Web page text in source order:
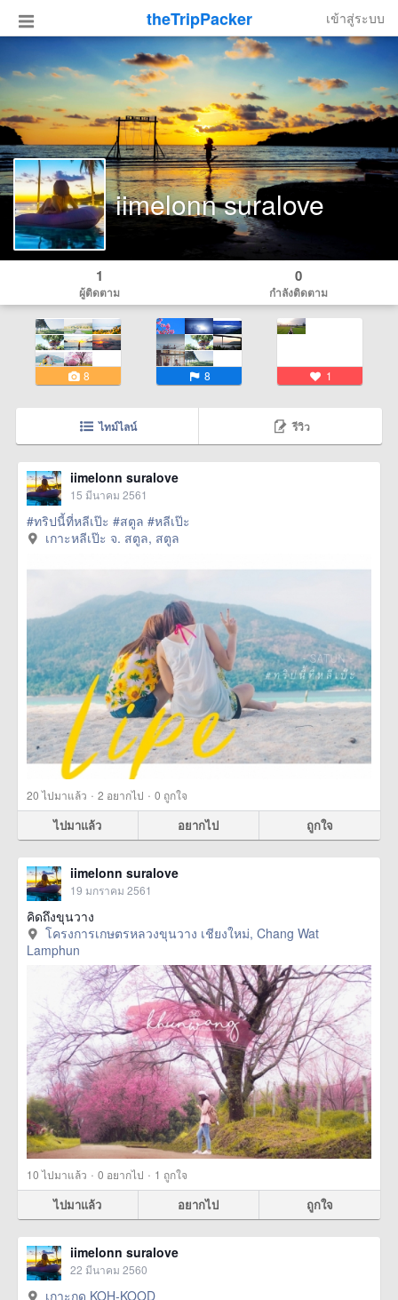
theTripPacker เข้าสู่ระบบ
iimelonn suralove
1
ผู้ติดตาม
0
กำลังติดตาม
8 8 1
ไทม์ไลน์ รีวิว
iimelonn suralove
15 มีนาคม 2561
#ทริปนี้ที่หลีเป๊ะ #สตูล #หลีเป๊ะ
เกาะหลีเป๊ะ จ. สตูล, สตูล
20ไปมาแล้ว · 2 อยากไป · 0 ถูกใจ
ไปมาแล้ว อยากไป ถูกใจ
iimelonn suralove
19 มกราคม 2561
คิดถึงขุนวาง
โครงการเกษตรหลวงขุนวาง เชียงใหม่, Chang Wat
Lamphun
10ไปมาแล้ว · 0 อยากไป · 1 ถูกใจ
ไปมาแล้ว อยากไป ถูกใจ
iimelonn suralove
22 มีนาคม 2560
เกาะกูด KOH-KOOD